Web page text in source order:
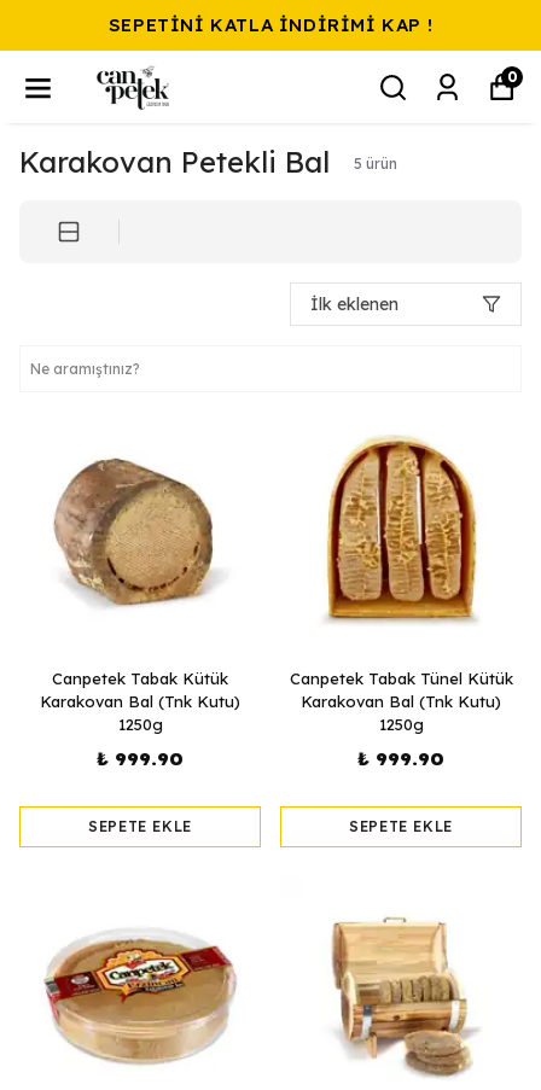
SEPETİNİ KATLA İNDİRİMİ KAP !
0
Karakovan Petekli Bal 5 ürün
İlk eklenen
Canpetek Tabak Kütük
Karakovan Bal (Tnk Kutu)
1250g
₺ 999.90
SEPETE EKLE
Canpetek Tabak Tünel Kütük
Karakovan Bal (Tnk Kutu)
1250g
₺ 999.90
SEPETE EKLE